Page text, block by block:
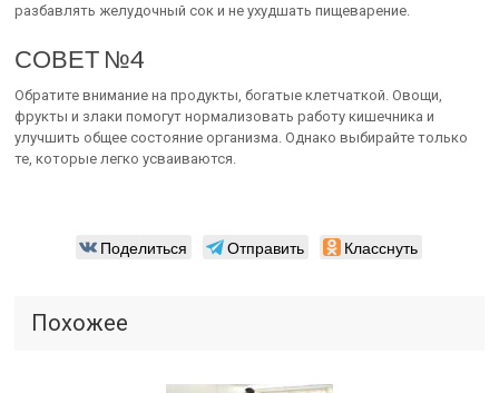
разбавлять желудочный сок и не ухудшать пищеварение.
СОВЕТ №4
Обратите внимание на продукты, богатые клетчаткой. Овощи,
фрукты и злаки помогут нормализовать работу кишечника и
улучшить общее состояние организма. Однако выбирайте только
те, которые легко усваиваются.
Поделиться Отправить Класснуть
Похожее